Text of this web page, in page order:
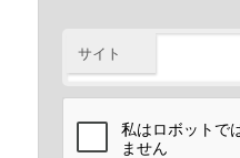
サイト